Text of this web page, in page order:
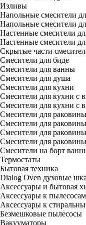
Изливы
Напольные смесители
Напольные смесители
Настенные смесители
Настенные смесители
Скрытые части
Смесители для биде
Смесители для ванны
Смесители для душа
Смесители для кухни
Смесители для кухни
Смесители для кухни с
Смесители для раковины
Смесители для
Смесители для
Смесители для
Смесители на борт
Термостаты
Бытовая техника
Dialog Oven духовые
Аксессуары и бытовая
Аксессуары к пылесосам
Аксессуары к
Безмешковые пылесосы
Вакууматоры